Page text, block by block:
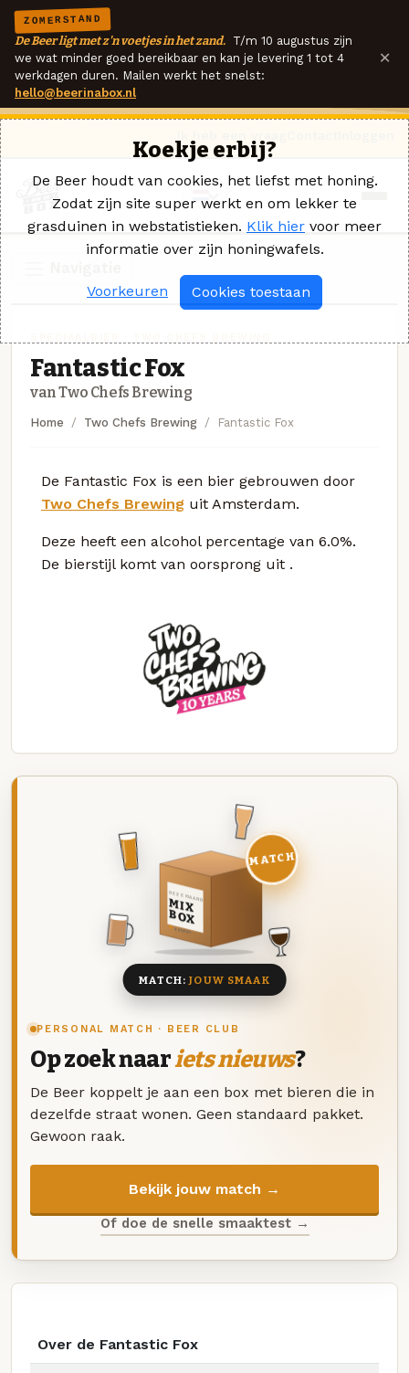
ZOMERSTAND
De Beer ligt met z'n voetjes in het zand. T/m 10 augustus zijn
we wat minder goed bereikbaar en kan je levering 1 tot 4
werkdagen duren. Mailen werkt het snelst:
hello@beerinabox.nl
×
Fantastic Fox
van Two Chefs Brewing
Home Two Chefs Brewing Fantastic Fox
De Fantastic Fox is een bier gebrouwen door
Two Chefs Brewing uit Amsterdam.
Deze heeft een alcohol percentage van 6.0%.
De bierstijl komt van oorsprong uit .
PERSONAL MATCH · BEER CLUB
Op zoek naariets nieuws?
De Beer koppelt je aan een box met bieren die in
dezelfde straat wonen. Geen standaard pakket.
Gewoon raak.
Bekijk jouw match →
Of doe de snelle smaaktest →
DEZE MAAND
MIX
BOX
8 BIEREN
MATCH
MATCH:JOUW SMAAK
Over de Fantastic Fox
Koekje erbij?
De Beer houdt van cookies, het liefst met honing.
Zodat zijn site super werkt en om lekker te
grasduinen in webstatistieken. Klik hier voor meer
informatie over zijn honingwafels.
Voorkeuren Cookies toestaan